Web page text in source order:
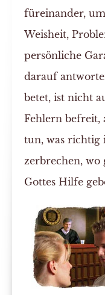
füreinander,
Weisheit,
persönliche
darauf
betet, ist nicht
Fehlern befreit,
tun, was richtig
zerbrechen,
Gottes Hilfe